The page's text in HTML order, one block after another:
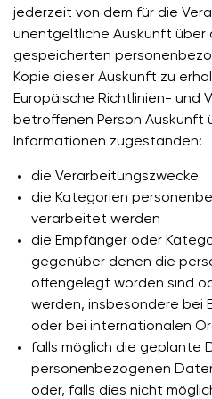
jederzeit von dem für die
unentgeltliche Auskunft über
gespeicherten
Kopie dieser Auskunft zu
Europäische Richtlinien- und
betroffenen Person Auskunft
Informationen zugestanden:
die Verarbeitungszwecke
die Kategorien
verarbeitet werden
die Empfänger oder
gegenüber denen die
offengelegt worden sind
werden, insbesondere bei
oder bei internationalen
falls möglich die geplante
personenbezogenen
oder, falls dies nicht